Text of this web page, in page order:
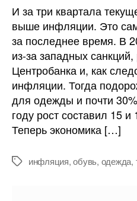
И за три квартала
выше инфляции. Это
за последнее время. В
из-за западных санкций,
Центробанка и, как
инфляции. Тогда
для одежды и почти
году рост составил 15 и
Теперь экономика […]
Меткиинфляция,обувь, одежда,